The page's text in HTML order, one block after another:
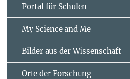
Portal für Schulen
My Science and Me
Bilder aus der Wissenschaft
Orte der Forschung